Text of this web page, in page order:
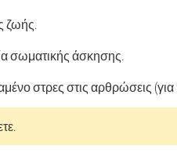
ζωής.
σωματικής άσκησης.
στρες στις αρθρώσεις